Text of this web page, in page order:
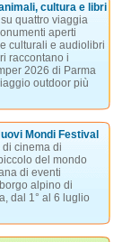
cultura e libri
quattro viaggia
aperti
culturali e audiolibri
raccontano i
2026 di Parma
outdoor più
Mondi Festival
di cinema di
del mondo
di eventi
alpino di
dal 1° al 6 luglio